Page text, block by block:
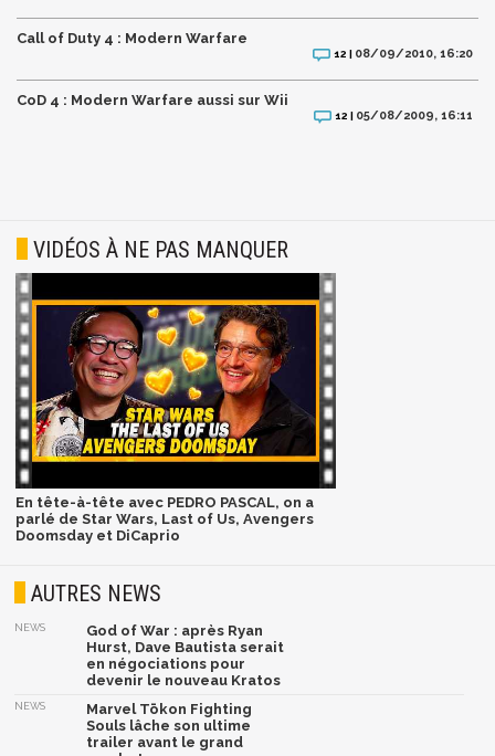
Call of Duty 4 : Modern Warfare
12 | 08/09/2010, 16:20
CoD 4 : Modern Warfare aussi sur Wii
12 | 05/08/2009, 16:11
VIDÉOS À NE PAS MANQUER
En tête-à-tête avec PEDRO PASCAL, on a
parlé de Star Wars, Last of Us, Avengers
Doomsday et DiCaprio
AUTRES NEWS
NEWS
God of War : après Ryan
Hurst, Dave Bautista serait
en négociations pour
devenir le nouveau Kratos
NEWS
Marvel Tōkon Fighting
Souls lâche son ultime
trailer avant le grand